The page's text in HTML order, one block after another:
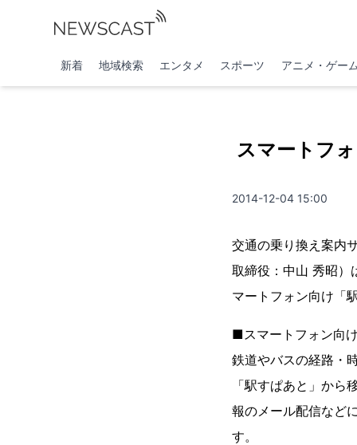
新着 地域検索 エンタメ スポーツ アニメ・ゲーム
スマートフ
2014-12-04 15:00
交通の乗り換え案内
取締役：中山 秀昭）
マートフォン向け「
■スマートフォン向
鉄道やバスの経路・
「駅すぱあと」か
報のメール配信など
す。